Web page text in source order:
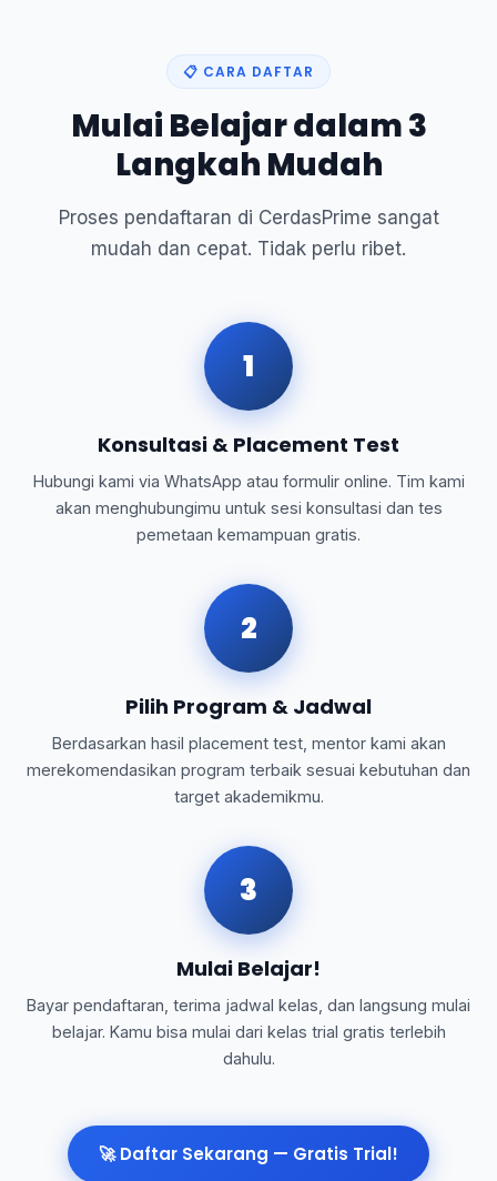
📋 CARA DAFTAR
Mulai Belajar dalam 3
Langkah Mudah
Proses pendaftaran di CerdasPrime sangat
mudah dan cepat. Tidak perlu ribet.
1
Konsultasi & Placement Test
Hubungi kami via WhatsApp atau formulir online. Tim kami
akan menghubungimu untuk sesi konsultasi dan tes
pemetaan kemampuan gratis.
2
Pilih Program & Jadwal
Berdasarkan hasil placement test, mentor kami akan
merekomendasikan program terbaik sesuai kebutuhan dan
target akademikmu.
3
Mulai Belajar!
Bayar pendaftaran, terima jadwal kelas, dan langsung mulai
belajar. Kamu bisa mulai dari kelas trial gratis terlebih
dahulu.
🚀 Daftar Sekarang — Gratis Trial!